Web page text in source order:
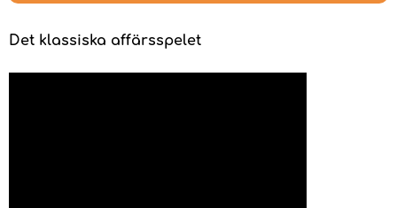
Det klassiska affärsspelet